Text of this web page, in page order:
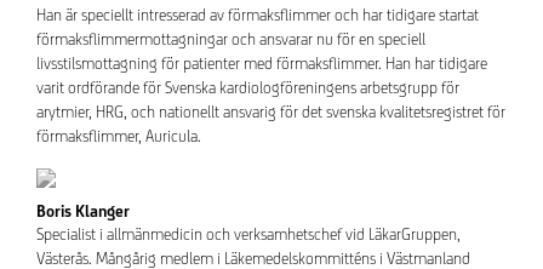
Han är speciellt intresserad av förmaksflimmer och har tidigare startat
förmaksflimmermottagningar och ansvarar nu för en speciell
livsstilsmottagning för patienter med förmaksflimmer. Han har tidigare
varit ordförande för Svenska kardiologföreningens arbetsgrupp för
arytmier, HRG, och nationellt ansvarig för det svenska kvalitetsregistret för
förmaksflimmer, Auricula.
Boris Klanger
Specialist i allmänmedicin och verksamhetschef vid LäkarGruppen,
Västerås. Mångårig medlem i Läkemedelskommitténs i Västmanland